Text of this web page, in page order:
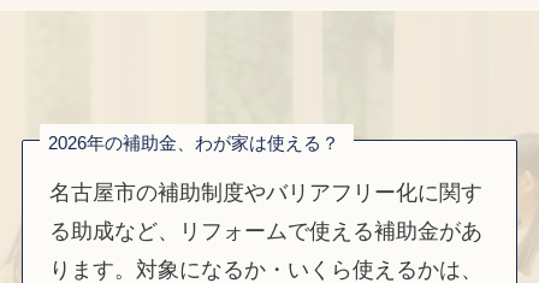
2026年の補助金、わが家は使える？
名古屋市の補助制度やバリアフリー化に関す
る助成など、リフォームで使える補助金があ
ります。対象になるか・いくら使えるかは、